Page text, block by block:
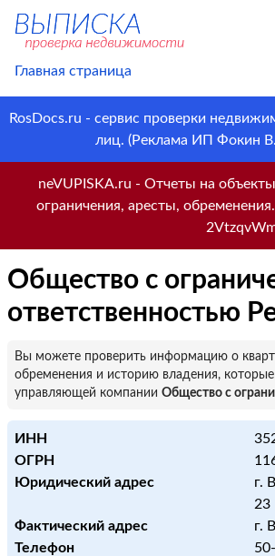
Главная страница
RosDocs.ru - сервис проверки
лиц. (Реклама ИП Фокин
neVUPISKA.ru - Отчеты на
ограничения, аресты,
Общество с
ответственностью
Вы можете проверить информацию о
обременения и историю владения,
управляющей компании Общество с
ИНН
ОГРН
Юридический адрес
г.
23
Фактический адрес
г.
Телефон